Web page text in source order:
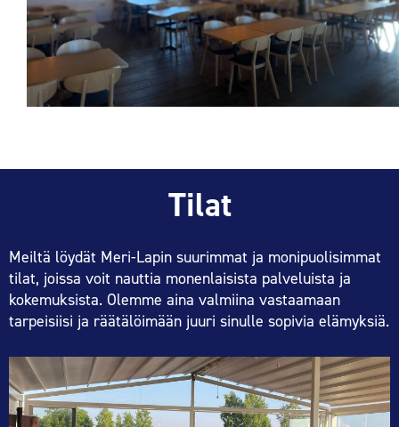
Tilat
Meiltä löydät Meri-Lapin suurimmat ja monipuolisimmat
tilat, joissa voit nauttia monenlaisista palveluista ja
kokemuksista. Olemme aina valmiina vastaamaan
tarpeisiisi ja räätälöimään juuri sinulle sopivia elämyksiä.